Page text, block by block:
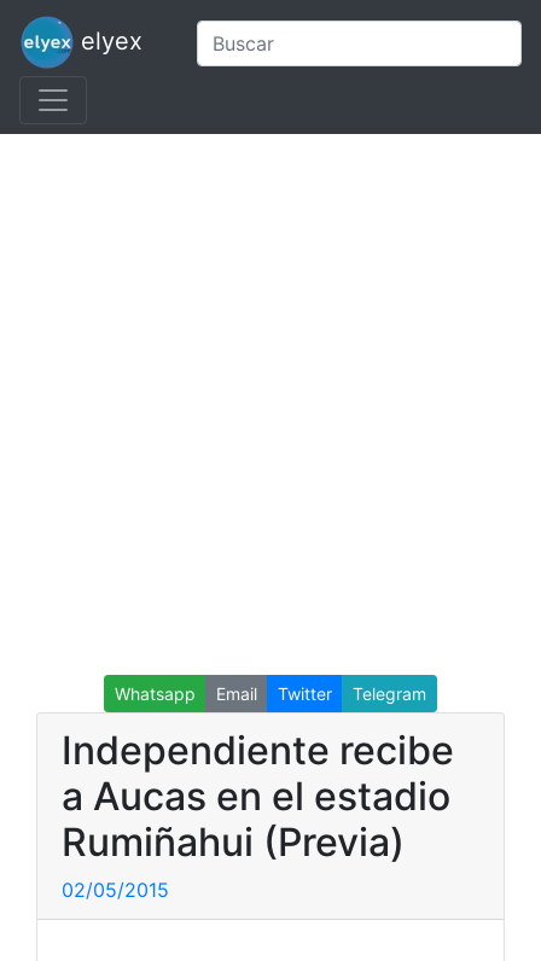
elyex
Whatsapp Email Twitter Telegram
Independiente recibe
a Aucas en el estadio
Rumiñahui (Previa)
02/05/2015